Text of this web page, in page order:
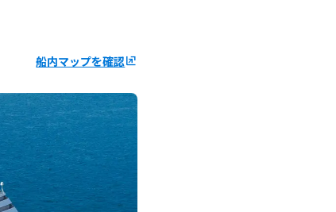
船内マップを確認ungroup